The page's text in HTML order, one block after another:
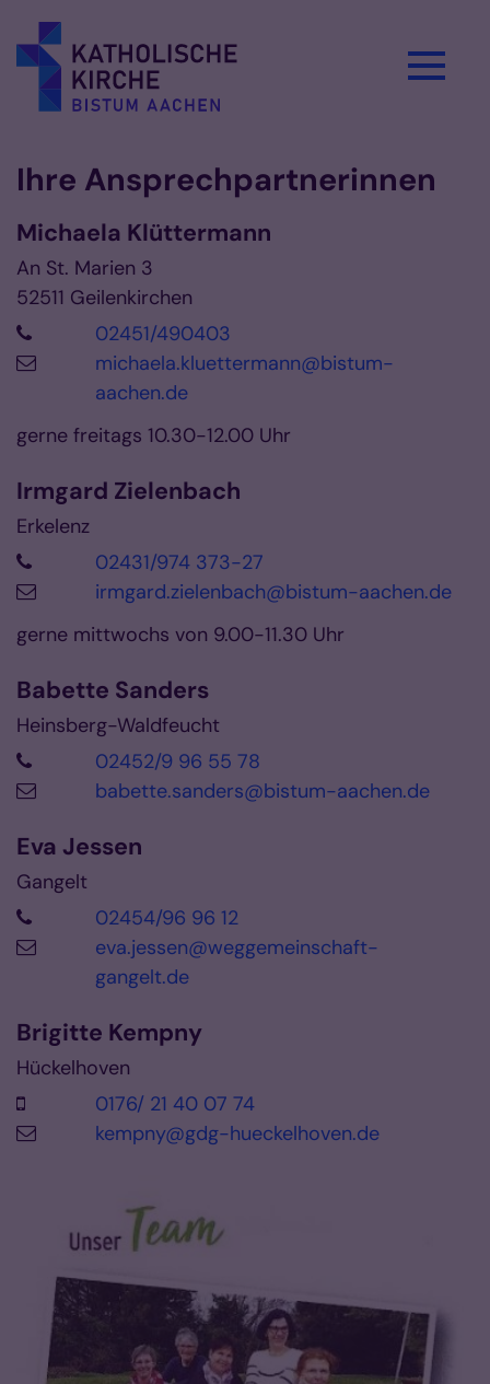
Ihre Ansprechpartnerinnen
Michaela Klüttermann
An St. Marien 3
52511 Geilenkirchen
02451/490403
michaela.kluettermann@bistum-
aachen.de
gerne freitags 10.30-12.00 Uhr
Irmgard Zielenbach
Erkelenz
02431/974 373-27
irmgard.zielenbach@bistum-aachen.de
gerne mittwochs von 9.00-11.30 Uhr
Babette Sanders
Heinsberg-Waldfeucht
02452/9 96 55 78
babette.sanders@bistum-aachen.de
Eva Jessen
Gangelt
02454/96 96 12
eva.jessen@weggemeinschaft-
gangelt.de
Brigitte Kempny
Hückelhoven
0176/ 21 40 07 74
kempny@gdg-hueckelhoven.de